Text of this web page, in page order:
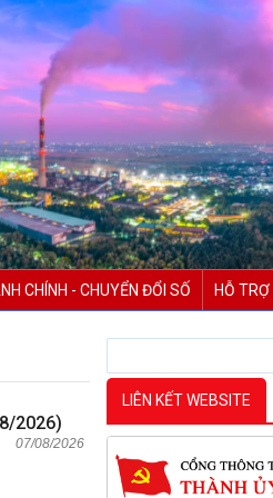
CHÍNH - CHUYỂN ĐỔI SỐ HỖ
2026)
07/08/2026
LIÊN KẾT WEBSITE